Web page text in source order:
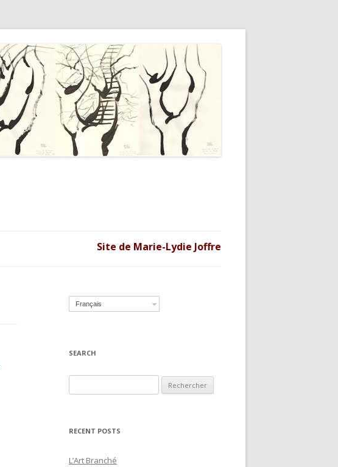
Site de Marie-Lydie Joffre
Français
SEARCH
RECENT POSTS
L’Art Branché